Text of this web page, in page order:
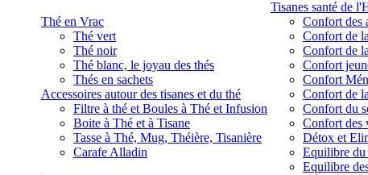
Thé en Vrac
Thé vert
Thé noir
Thé blanc, le joyau des thés
Thés en sachets
Accessoires autour des tisanes et du thé
Filtre à thé et Boules à Thé et Infusion
Boite à Thé et à Tisane
Tasse à Thé, Mug, Théière, Tisanière
Carafe Alladin
Tisanes santé de
Confort des
Confort de
Confort de
Confort
Confort
Confort de
Confort du
Confort des
Détox et
Equilibre du
Equilibre